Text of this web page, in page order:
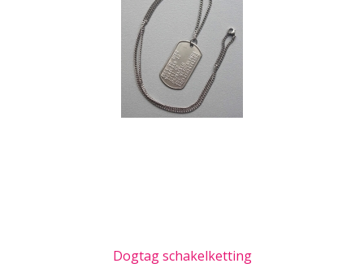
Dogtag schakelketting